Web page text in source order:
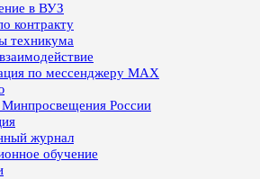
в ВУЗ
контракту
техникума
по мессенджеру MAX
России
журнал
обучение